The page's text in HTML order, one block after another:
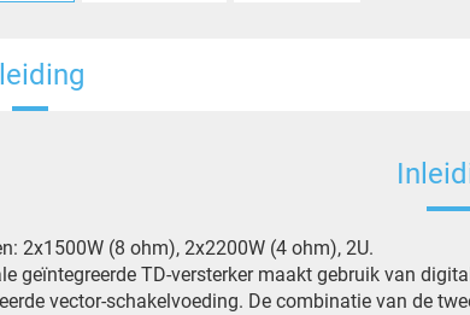
2x1500W (8 ohm), 2x2200W (4 ohm), 2U.
geïntegreerde TD-versterker maakt gebruik van
vector-schakelvoeding. De combinatie van de